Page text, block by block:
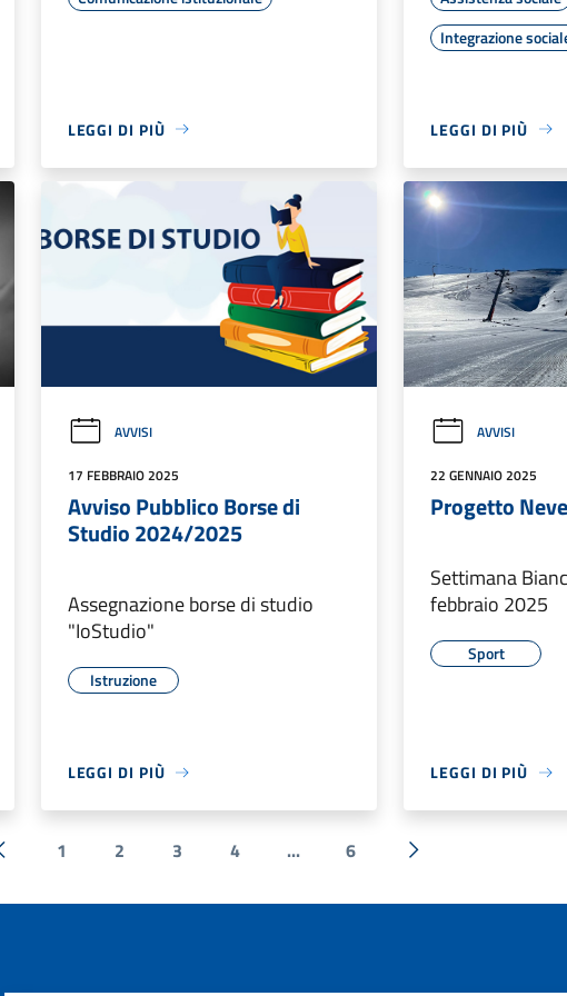
LEGGI DI PIÙ
Integrazione
LEGGI DI PIÙ
AVVISI
17 FEBBRAIO 2025
Avviso Pubblico Borse di
Studio 2024/2025
Assegnazione borse di studio
"IoStudio"
Istruzione
LEGGI DI PIÙ
AVVISI
22 GENNAIO 2025
Progetto
Settimana
febbraio 2025
Sport
LEGGI DI PIÙ
« Precedente
1 2 3 4 ... 6
Successiva »